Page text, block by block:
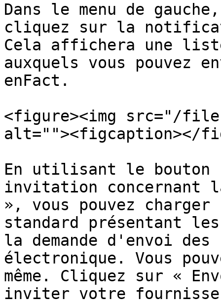
Dans le menu de
cliquez sur la
Cela affichera une
auxquels vous pouvez
enFact.
<figure><img src="/files/
alt=""><figcaption></
En utilisant le bouton
invitation concernant
», vous pouvez charger
standard présentant
la demande d'envoi
électronique. Vous
même. Cliquez sur «
inviter votre